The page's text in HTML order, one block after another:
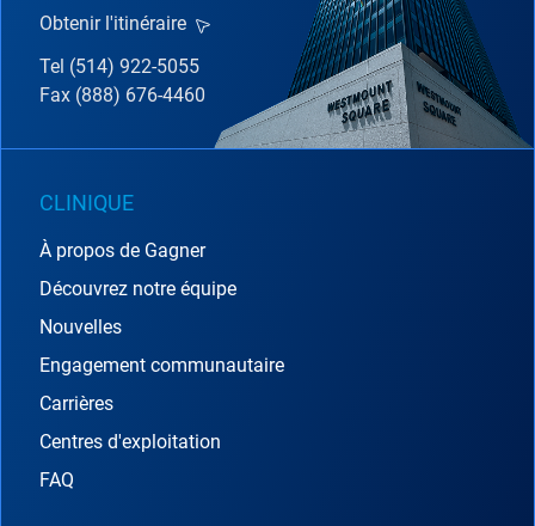
Obtenir l'itinéraire
Tel (514) 922-5055
Fax (888) 676-4460
CLINIQUE
À propos de Gagner
Découvrez notre équipe
Nouvelles
Engagement communautaire
Carrières
Centres d'exploitation
FAQ